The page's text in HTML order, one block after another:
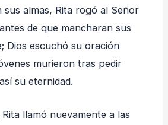
almas, Rita rogó al Señor
de que mancharan sus
Dios escuchó su oración
murieron tras pedir
su eternidad.
llamó nuevamente a las